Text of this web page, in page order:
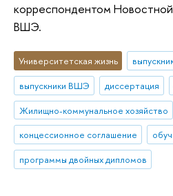
корреспондентом
ВШЭ.
Университетская жизнь
выпускники ВШЭ
диссертация
Жилищно-коммунальное хозяйство
концессионное соглашение
программы двойных дипломов